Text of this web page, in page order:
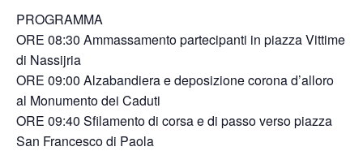
PROGRAMMA
ORE 08:30 Ammassamento partecipanti in piazza Vittime
di Nassijria
ORE 09:00 Alzabandiera e deposizione corona d’alloro
al Monumento dei Caduti
ORE 09:40 Sfilamento di corsa e di passo verso piazza
San Francesco di Paola